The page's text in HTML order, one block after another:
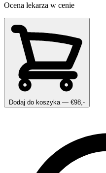
Ocena lekarza w cenie
Dodaj do koszyka — €98,-